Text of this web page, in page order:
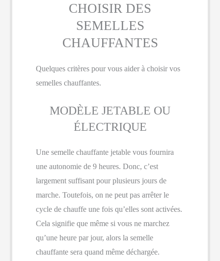
CHOISIR DES
SEMELLES
CHAUFFANTES
Quelques critères pour vous aider à choisir vos
semelles chauffantes.
MODÈLE JETABLE OU
ÉLECTRIQUE
Une semelle chauffante jetable vous fournira
une autonomie de 9 heures. Donc, c’est
largement suffisant pour plusieurs jours de
marche. Toutefois, on ne peut pas arrêter le
cycle de chauffe une fois qu’elles sont activées.
Cela signifie que même si vous ne marchez
qu’une heure par jour, alors la semelle
chauffante sera quand même déchargée.